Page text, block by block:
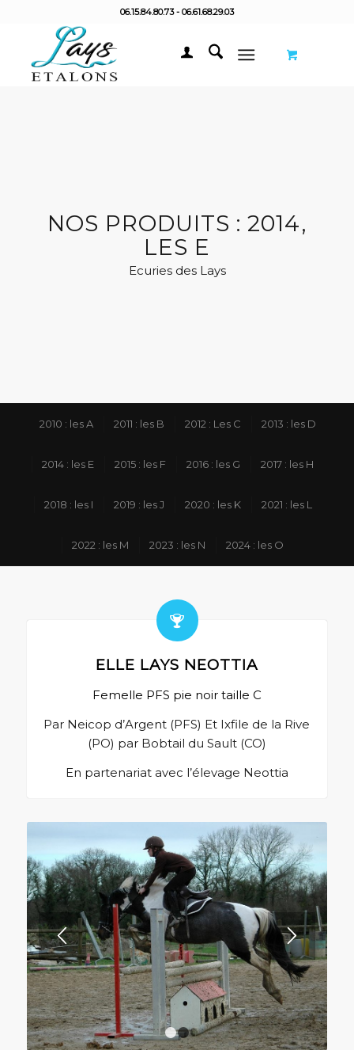
06.15.84.80.73 - 06.61.68.29.03
NOS PRODUITS : 2014,
LES E
Ecuries des Lays
2010 : les A 2011 : les B 2012 : Les C 2013 : les D
2014 : les E 2015 : les F 2016 : les G 2017 : les H
2018 : les I 2019 : les J 2020 : les K 2021 : les L
2022 : les M 2023 : les N 2024 : les O
ELLE LAYS NEOTTIA
Femelle PFS pie noir taille C
Par Neicop d’Argent (PFS) Et Ixfile de la Rive
(PO) par Bobtail du Sault (CO)
En partenariat avec l’élevage Neottia
1 2